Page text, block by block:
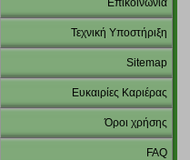
Επικοινωνία
Τεχνική Υποστήριξη
Sitemap
Ευκαιρίες Καριέρας
Όροι χρήσης
FAQ